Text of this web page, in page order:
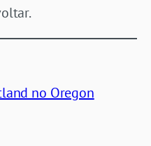
no Oregon